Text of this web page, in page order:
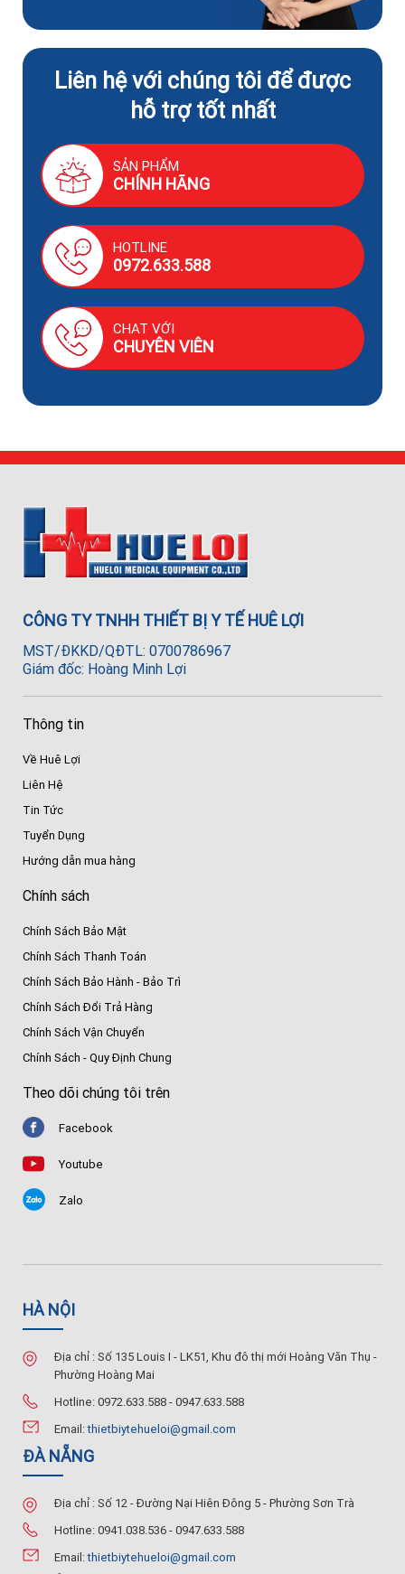
Liên hệ với chúng tôi để được
hỗ trợ tốt nhất
SẢN PHẨM
CHÍNH HÃNG
HOTLINE
0972.633.588
CHAT VỚI
CHUYÊN VIÊN
CÔNG TY TNHH THIẾT BỊ Y TẾ HUÊ LỢI
MST/ĐKKD/QĐTL: 0700786967
Giám đốc: Hoàng Minh Lợi
Thông tin
Về Huê Lợi
Liên Hệ
Tin Tức
Tuyển Dụng
Hướng dẫn mua hàng
Chính sách
Chính Sách Bảo Mật
Chính Sách Thanh Toán
Chính Sách Bảo Hành - Bảo Trì
Chính Sách Đổi Trả Hàng
Chính Sách Vận Chuyển
Chính Sách - Quy Định Chung
Theo dõi chúng tôi trên
Facebook
Youtube
Zalo
HÀ NỘI
Địa chỉ : Số 135 Louis I - LK51, Khu đô thị mới Hoàng Văn Thụ -
Phường Hoàng Mai
Hotline: 0972.633.588 - 0947.633.588
Email:thietbiytehueloi@gmail.com
ĐÀ NẴNG
Địa chỉ : Số 12 - Đường Nại Hiên Đông 5 - Phường Sơn Trà
Hotline: 0941.038.536 - 0947.633.588
Email:thietbiytehueloi@gmail.com